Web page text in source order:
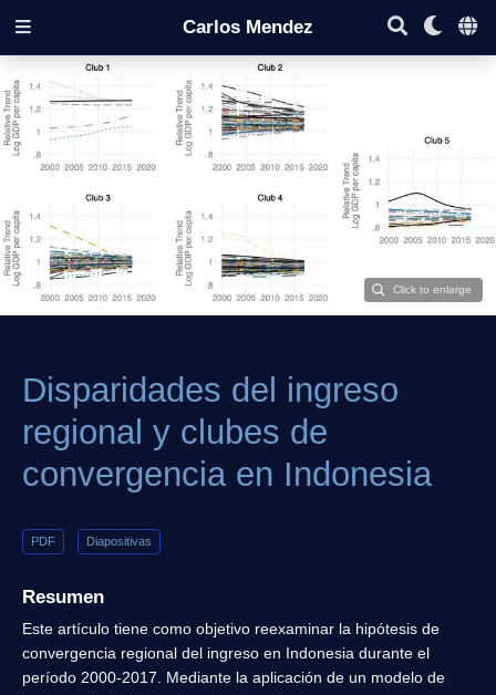
Carlos Mendez
Disparidades del ingreso
regional y clubes de
convergencia en Indonesia
PDF Diapositivas
Resumen
Este artículo tiene como objetivo reexaminar la hipótesis de
convergencia regional del ingreso en Indonesia durante el
período 2000-2017. Mediante la aplicación de un modelo de